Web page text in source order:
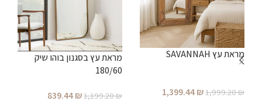
מראת עץ SAVANNAH
1,999.20₪
1,399.44₪
מראת עץ בסגנון בוהו שיק
180/60
1,199.20₪
839.44₪